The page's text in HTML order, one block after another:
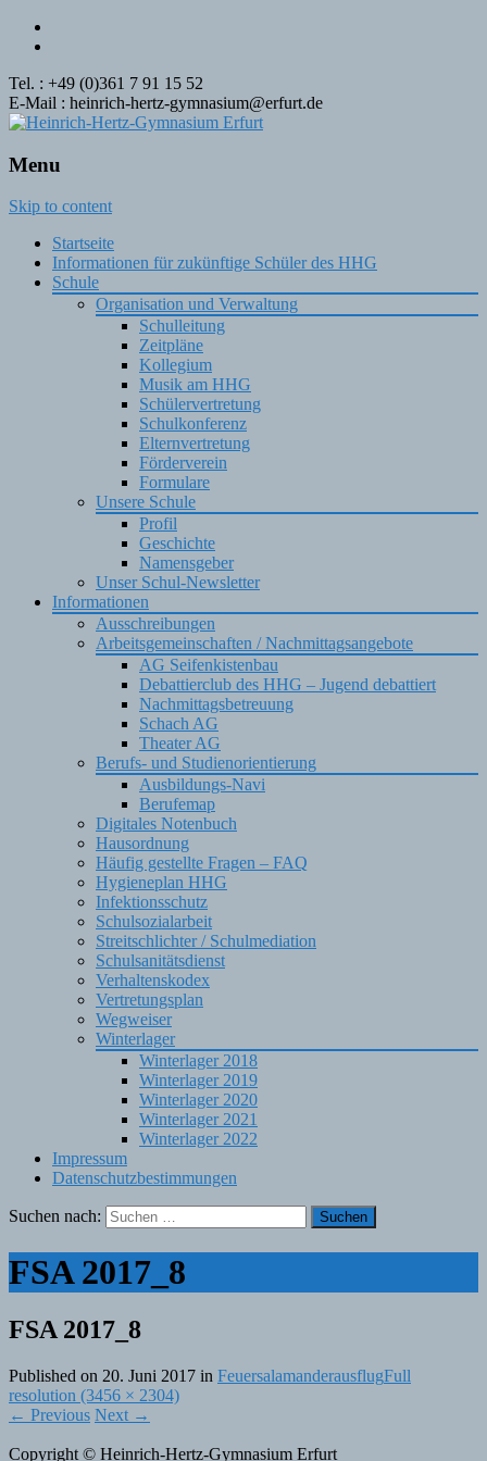
Tel. : +49 (0)361 7 91 15 52
E-Mail : heinrich-hertz-gymnasium@erfurt.de
Menu
Skip to content
Startseite
Informationen für zukünftige Schüler des HHG
Schule
Organisation und Verwaltung
Schulleitung
Zeitpläne
Kollegium
Musik am HHG
Schülervertretung
Schulkonferenz
Elternvertretung
Förderverein
Formulare
Unsere Schule
Profil
Geschichte
Namensgeber
Unser Schul-Newsletter
Informationen
Ausschreibungen
Arbeitsgemeinschaften / Nachmittagsangebote
AG Seifenkistenbau
Debattierclub des HHG – Jugend debattiert
Nachmittagsbetreuung
Schach AG
Theater AG
Berufs- und Studienorientierung
Ausbildungs-Navi
Berufemap
Digitales Notenbuch
Hausordnung
Häufig gestellte Fragen – FAQ
Hygieneplan HHG
Infektionsschutz
Schulsozialarbeit
Streitschlichter / Schulmediation
Schulsanitätsdienst
Verhaltenskodex
Vertretungsplan
Wegweiser
Winterlager
Winterlager 2018
Winterlager 2019
Winterlager 2020
Winterlager 2021
Winterlager 2022
Impressum
Datenschutzbestimmungen
Suchen nach:
FSA 2017_8
FSA 2017_8
Published on 20. Juni 2017 in FeuersalamanderausflugFull
resolution (3456 × 2304)
← Previous Next →
Copyright © Heinrich-Hertz-Gymnasium Erfurt